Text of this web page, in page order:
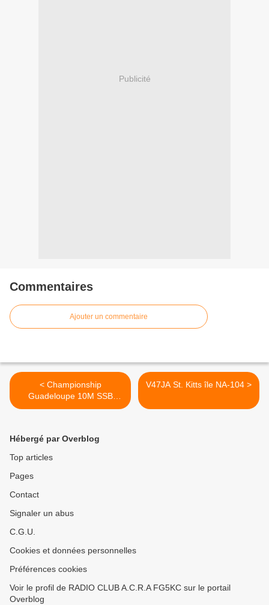
Publicité
Commentaires
Ajouter un commentaire
< Championship
Guadeloupe 10M SSB
Saturday, June 29
V47JA St. Kitts île NA-104 >
Hébergé par Overblog
Top articles
Pages
Contact
Signaler un abus
C.G.U.
Cookies et données personnelles
Préférences cookies
Voir le profil de RADIO CLUB A.C.R.A FG5KC sur le portail
Overblog